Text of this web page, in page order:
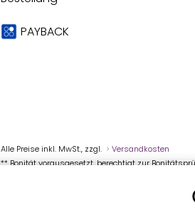
PAYBACK
Alle Preise inkl. MwSt., zzgl.
Versandkosten
** Bonität vorausgesetzt, berechtigt zur